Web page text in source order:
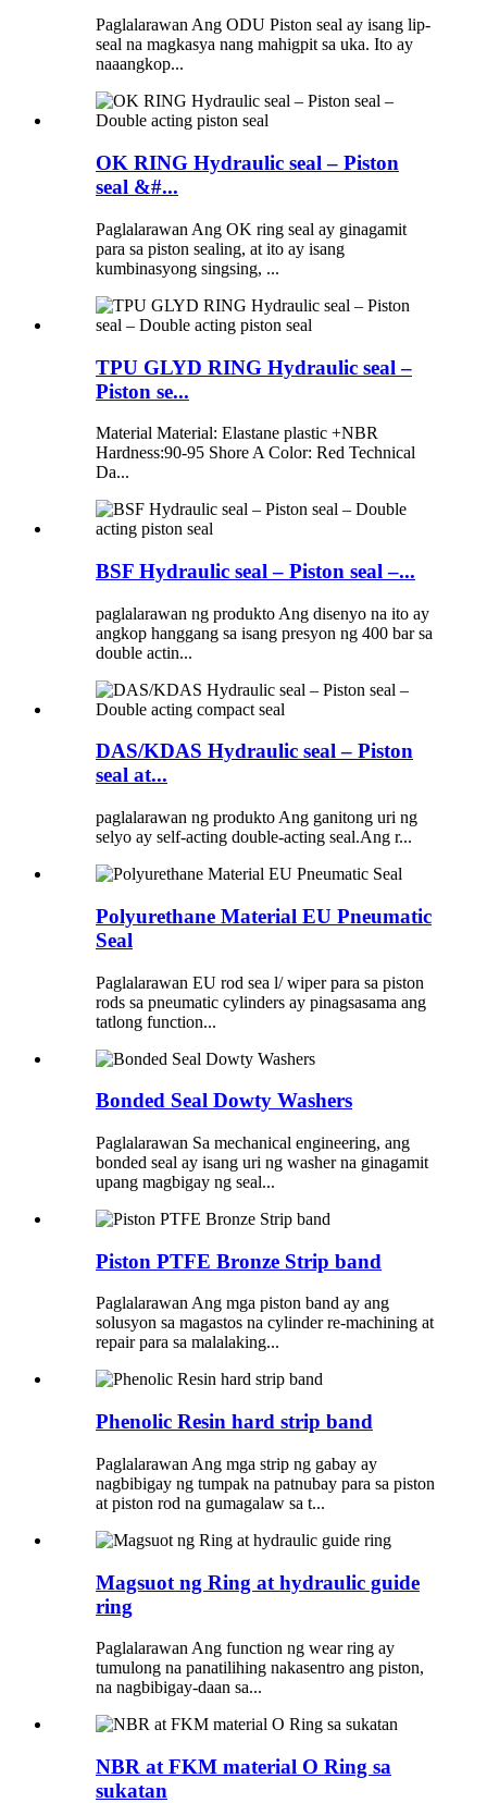
Paglalarawan Ang ODU Piston seal ay isang lip-
seal na magkasya nang mahigpit sa uka. Ito ay
naaangkop...
OK RING Hydraulic seal – Piston
seal &#...
Paglalarawan Ang OK ring seal ay ginagamit
para sa piston sealing, at ito ay isang
kumbinasyong singsing, ...
TPU GLYD RING Hydraulic seal –
Piston se...
Material Material: Elastane plastic +NBR
Hardness:90-95 Shore A Color: Red Technical
Da...
BSF Hydraulic seal – Piston seal –...
paglalarawan ng produkto Ang disenyo na ito ay
angkop hanggang sa isang presyon ng 400 bar sa
double actin...
DAS/KDAS Hydraulic seal – Piston
seal at...
paglalarawan ng produkto Ang ganitong uri ng
selyo ay self-acting double-acting seal.Ang r...
Polyurethane Material EU Pneumatic
Seal
Paglalarawan EU rod sea l/ wiper para sa piston
rods sa pneumatic cylinders ay pinagsasama ang
tatlong function...
Bonded Seal Dowty Washers
Paglalarawan Sa mechanical engineering, ang
bonded seal ay isang uri ng washer na ginagamit
upang magbigay ng seal...
Piston PTFE Bronze Strip band
Paglalarawan Ang mga piston band ay ang
solusyon sa magastos na cylinder re-machining at
repair para sa malalaking...
Phenolic Resin hard strip band
Paglalarawan Ang mga strip ng gabay ay
nagbibigay ng tumpak na patnubay para sa piston
at piston rod na gumagalaw sa t...
Magsuot ng Ring at hydraulic guide
ring
Paglalarawan Ang function ng wear ring ay
tumulong na panatilihing nakasentro ang piston,
na nagbibigay-daan sa...
NBR at FKM material O Ring sa
sukatan